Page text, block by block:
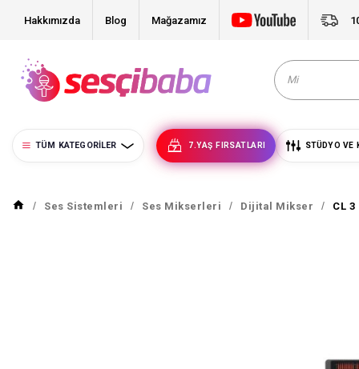
Hakkımızda Blog Mağazamız
TÜM KATEGORILER 7.YAŞ FIRSATLARI STÜDYO VE
Ses Sistemleri Ses Mikserleri Dijital Mikser CL